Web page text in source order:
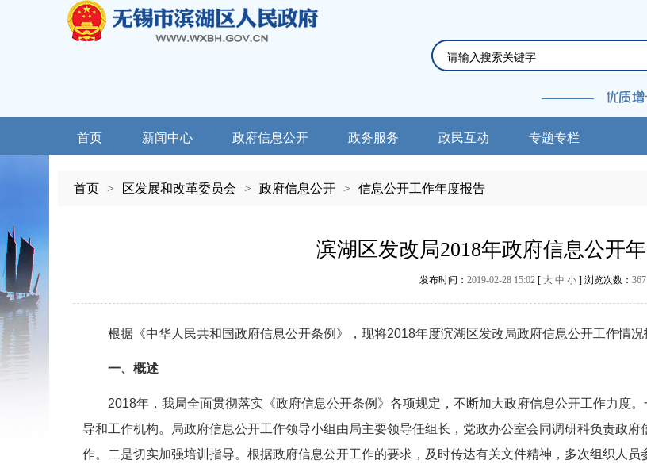
首页 新闻中心 政府信息公开 政务服务 政民互动 专题专栏
首页 > 区发展和改革委员会 > 政府信息公开 > 信息公开工作年度报告
滨湖区发改局2018年政府信息公开
发布时间： 2019-02-28 15:02 [ 大 中 小 ] 浏览次数： 367
根据《中华人民共和国政府信息公开条例》，现将2018年度滨湖区发改局政府信息公开工作情况
一、概述
2018年，我局全面贯彻落实《政府信息公开条例》各项规定，不断加大政府信息公开工作力度。
导和工作机构。局政府信息公开工作领导小组由局主要领导任组长，党政办公室会同调研科负责政
作。二是切实加强培训指导。根据政府信息公开工作的要求，及时传达有关文件精神，多次组织人